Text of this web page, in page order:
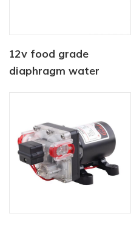
12v food grade
diaphragm water